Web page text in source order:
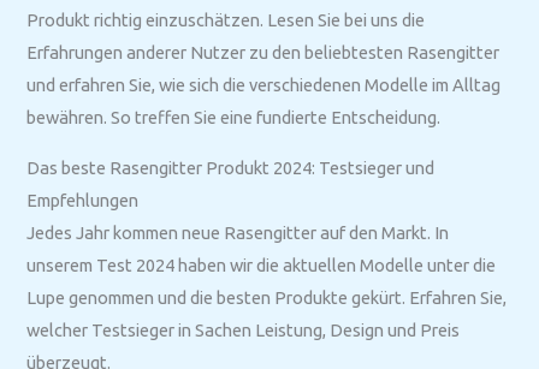
Produkt richtig einzuschätzen. Lesen Sie bei uns die
Erfahrungen anderer Nutzer zu den beliebtesten Rasengitter
und erfahren Sie, wie sich die verschiedenen Modelle im Alltag
bewähren. So treffen Sie eine fundierte Entscheidung.
Das beste Rasengitter Produkt 2024: Testsieger und
Empfehlungen
Jedes Jahr kommen neue Rasengitter auf den Markt. In
unserem Test 2024 haben wir die aktuellen Modelle unter die
Lupe genommen und die besten Produkte gekürt. Erfahren Sie,
welcher Testsieger in Sachen Leistung, Design und Preis
überzeugt.